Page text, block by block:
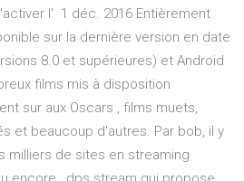
l' 1 déc. 2016 Entièrement
sur la dernière version en date
8.0 et supérieures) et Android
films mis à disposition
sur aux Oscars , films muets,
et beaucoup d'autres. Par bob, il y
milliers de sites en streaming